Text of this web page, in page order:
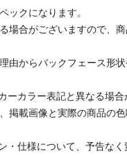
ックになります。
場合がございますので、
由からバックフェース形
カラー表記と異なる場合
掲載画像と実際の商品の
仕様について、予告なく